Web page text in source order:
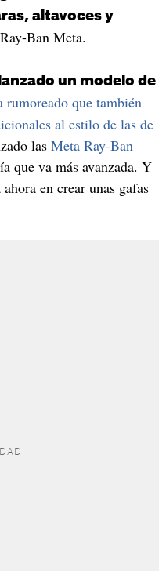
altavoces y
Ban Meta.
un modelo de
rumoreado que también
al estilo de las de
las Meta Ray-Ban
que va más avanzada. Y
en crear unas gafas